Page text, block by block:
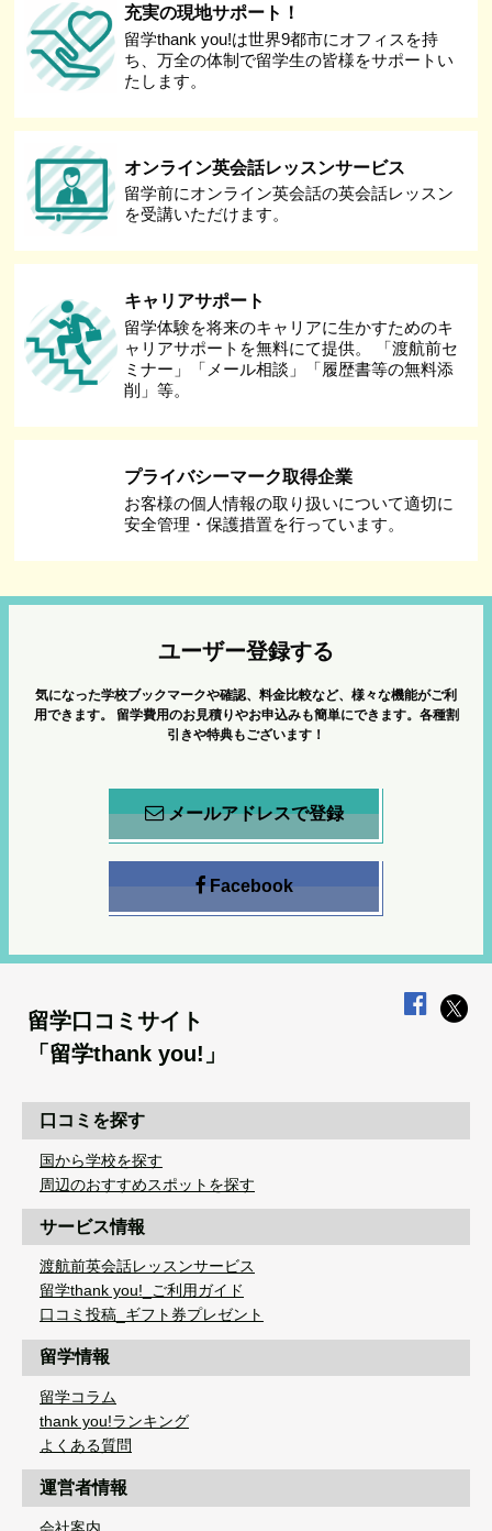
充実の現地サポート！
留学thank you!は世界9都市にオフィスを持
ち、万全の体制で留学生の皆様をサポートい
たします。
オンライン英会話レッスンサービス
留学前にオンライン英会話の英会話レッスン
を受講いただけます。
キャリアサポート
留学体験を将来のキャリアに生かすためのキ
ャリアサポートを無料にて提供。 「渡航前セ
ミナー」「メール相談」「履歴書等の無料添
削」等。
プライバシーマーク取得企業
お客様の個人情報の取り扱いについて適切に
安全管理・保護措置を行っています。
ユーザー登録する
気になった学校ブックマークや確認、料金比較など、様々な機能がご利
用できます。
留学費用のお見積りやお申込みも簡単にできます。各種割
引きや特典もございます！
メールアドレスで登録
Facebook
留学口コミサイト
「留学thank you!」
口コミを探す
国から学校を探す
周辺のおすすめスポットを探す
サービス情報
渡航前英会話レッスンサービス
留学thank you!_ご利用ガイド
口コミ投稿_ギフト券プレゼント
留学情報
留学コラム
thank you!ランキング
よくある質問
運営者情報